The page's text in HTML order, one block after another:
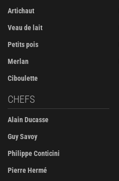
Artichaut
Veau de lait
Petits pois
Merlan
Ciboulette
CHEFS
Alain Ducasse
Guy Savoy
Philippe Conticini
Pierre Hermé